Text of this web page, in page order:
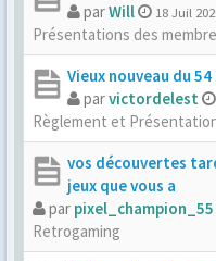
parWill 18 Juil
Présentations des
Vieux nouveau du 54
parvictordelest
Règlement et
vos découvertes
jeux que vous a
par pixel_champion_55
Retrogaming